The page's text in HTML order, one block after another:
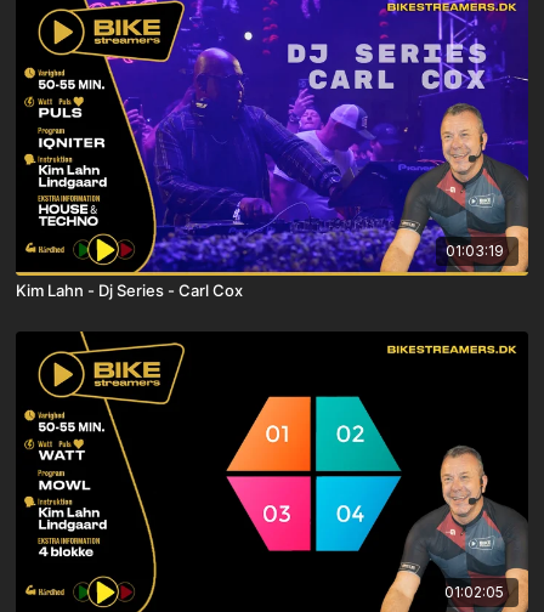
01:03:19
Kim Lahn - Dj Series - Carl Cox
01:02:05